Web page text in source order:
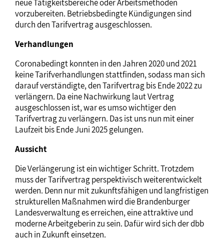
neue Tätigkeitsbereiche oder Arbeitsmethoden
vorzubereiten. Betriebsbedingte Kündigungen sind
durch den Tarifvertrag ausgeschlossen.
Verhandlungen
Coronabedingt konnten in den Jahren 2020 und 2021
keine Tarifverhandlungen stattfinden, sodass man sich
darauf verständigte, den Tarifvertrag bis Ende 2022 zu
verlängern. Da eine Nachwirkung laut Vertrag
ausgeschlossen ist, war es umso wichtiger den
Tarifvertrag zu verlängern. Das ist uns nun mit einer
Laufzeit bis Ende Juni 2025 gelungen.
Aussicht
Die Verlängerung ist ein wichtiger Schritt. Trotzdem
muss der Tarifvertrag perspektivisch weiterentwickelt
werden. Denn nur mit zukunftsfähigen und langfristigen
strukturellen Maßnahmen wird die Brandenburger
Landesverwaltung es erreichen, eine attraktive und
moderne Arbeitgeberin zu sein. Dafür wird sich der dbb
auch in Zukunft einsetzen.